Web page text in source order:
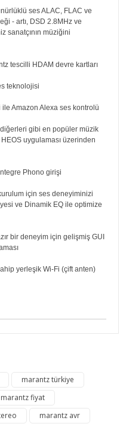
ses ALAC, FLAC ve
- artı, DSD 2.8MHz ve
sanatçının müziğini
tescilli HDAM devre kartları
teknolojisi
Amazon Alexa ses kontrolü
gibi en popüler müzik
uygulaması üzerinden
Phono girişi
için ses deneyiminizi
ve Dinamik EQ ile optimize
bir deneyim için gelişmiş GUI
yerleşik Wi-Fi (çift anten)
öneri formunu
görüntülenemiyor.
marantz türkiye
marantz fiyat
marantz avr